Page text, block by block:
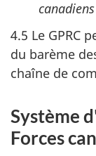
4.5 Le GPRC
du barème
chaîne de
Système
Forces